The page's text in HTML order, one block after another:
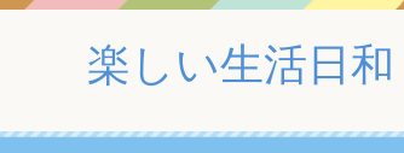
楽しい生活日和